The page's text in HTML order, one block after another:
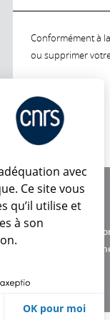
Conformément à
ou supprimer
Charte
Données
avec
Ce site vous
qu’il utilise et
à son
OK pour moi